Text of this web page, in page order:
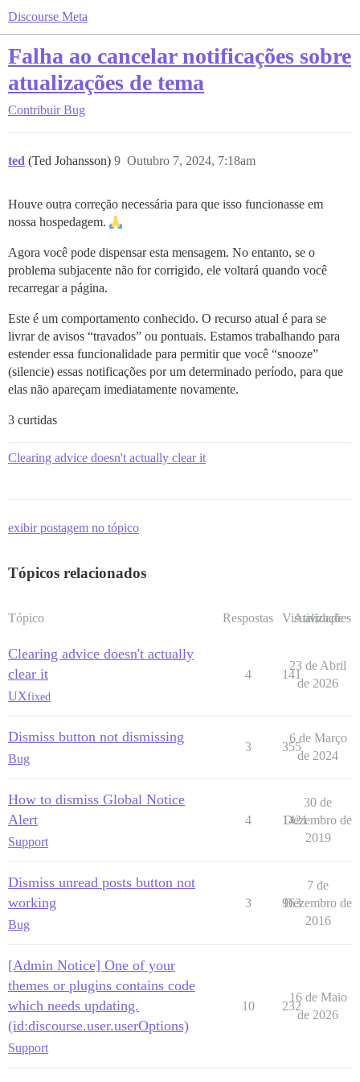
Discourse Meta
Falha ao cancelar notificações sobre
atualizações de tema
Contribuir Bug
ted (Ted Johansson) Outubro 7, 2024, 7:18am
9
Houve outra correção necessária para que isso funcionasse em
nossa hospedagem.
Agora você pode dispensar esta mensagem. No entanto, se o
problema subjacente não for corrigido, ele voltará quando você
recarregar a página.
Este é um comportamento conhecido. O recurso atual é para se
livrar de avisos “travados” ou pontuais. Estamos trabalhando para
estender essa funcionalidade para permitir que você “snooze”
(silencie) essas notificações por um determinado período, para que
elas não apareçam imediatamente novamente.
3 curtidas
Clearing advice doesn't actually clear it
exibir postagem no tópico
Tópicos relacionados
Tópico Respostas Visualizações
Atividade
Clearing advice doesn't actually
clear it
UXfixed
4 141
23 de Abril
de 2026
Dismiss button not dismissing
Bug
3 355
6 de Março
de 2024
How to dismiss Global Notice
Alert
Support
4 1421
30 de
Dezembro de
2019
Dismiss unread posts button not
working
Bug
3 963
7 de
Dezembro de
2016
[Admin Notice] One of your
themes or plugins contains code
which needs updating.
(id:discourse.user.userOptions)
Support
10 232
16 de Maio
de 2026